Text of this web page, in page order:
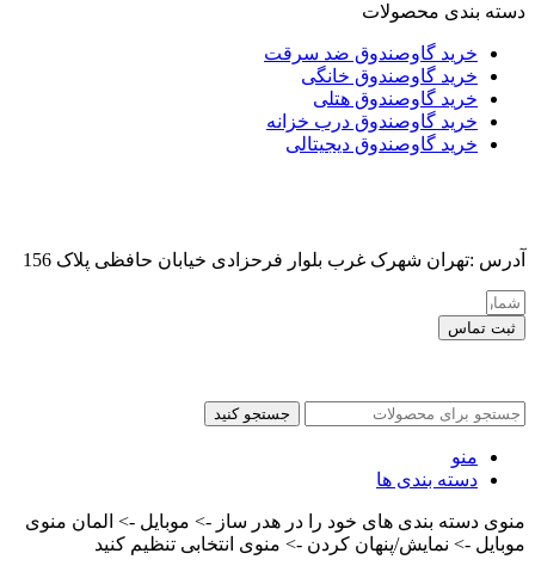
دسته بندی محصولات
خرید گاوصندوق ضد سرقت
خرید گاوصندوق خانگی
خرید گاوصندوق هتلی
خرید گاوصندوق درب خزانه
خرید گاوصندوق دیجیتالی
آدرس :تهران شهرک غرب بلوار فرحزادی خیابان حافظی پلاک 156
ثبت تماس
جستجو کنید
منو
دسته بندی ها
منوی دسته بندی های خود را در هدر ساز -> موبایل -> المان منوی
موبایل -> نمایش/پنهان کردن -> منوی انتخابی تنظیم کنید